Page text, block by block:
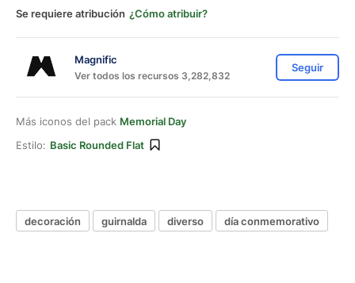
Se requiere atribución ¿Cómo atribuir?
Magnific
Ver todos los recursos 3,282,832
Seguir
Más iconos del pack Memorial Day
Estilo: Basic Rounded Flat
decoración guirnalda diverso día conmemorativo